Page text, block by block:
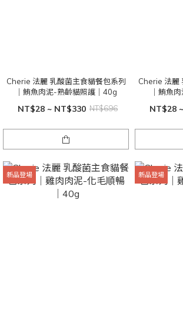
Cherie 法麗 乳酸菌主食貓餐包系列
｜鮪魚肉泥-熟齡貓照護｜40g
NT$28 ~ NT$330 NT$696
Cherie 法麗
｜鮪魚
NT$28
新品登場 新品登場